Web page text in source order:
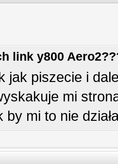
link y800
jak piszecie i
mi
by mi to nie